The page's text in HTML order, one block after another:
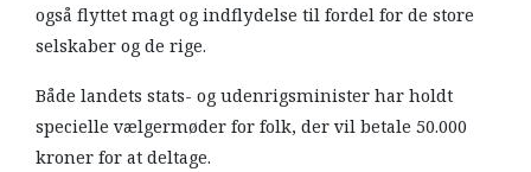
også flyttet magt og indflydelse til fordel for de store
selskaber og de rige.
Både landets stats- og udenrigsminister har holdt
specielle vælgermøder for folk, der vil betale 50.000
kroner for at deltage.